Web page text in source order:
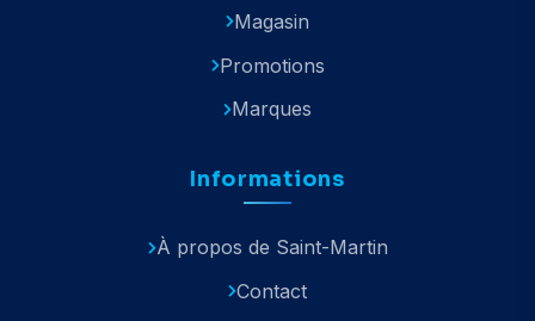
Magasin
Promotions
Marques
Informations
À propos de Saint-Martin
Contact